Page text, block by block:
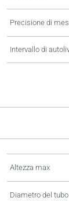
Precisione di
Intervallo di
Altezza max
Diametro del tubo